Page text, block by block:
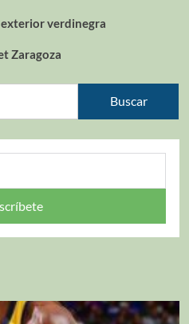
verdinegra
Zaragoza